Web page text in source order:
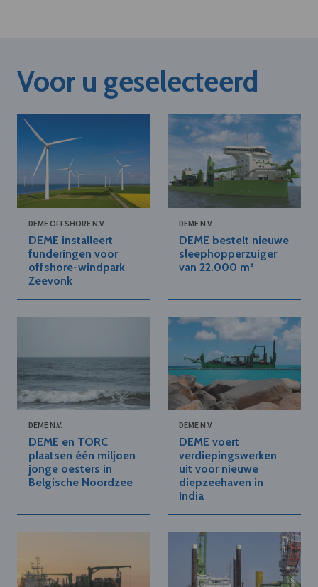
Voor u geselecteerd
DEME OFFSHORE N.V.
DEME installeert
funderingen voor
offshore-windpark
Zeevonk
DEME N.V.
DEME bestelt nieuwe
sleephopperzuiger
van 22.000 m³
DEME N.V.
DEME en TORC
plaatsen één miljoen
jonge oesters in
Belgische Noordzee
DEME N.V.
DEME voert
verdiepingswerken
uit voor nieuwe
diepzeehaven in
India